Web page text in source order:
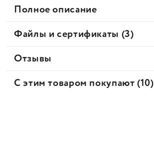
Полное описание
Файлы и сертификаты (3)
Отзывы
С этим товаром покупают (10)